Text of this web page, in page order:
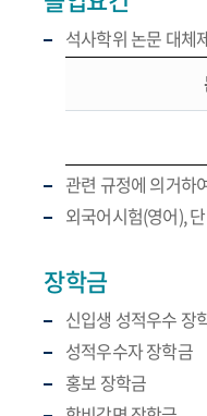
석사학위 논문 대체
관련 규정에 의거하
외국어시험(영어),
장학금
신입생 성적우수 장
성적우수자 장학금
홍보 장학금